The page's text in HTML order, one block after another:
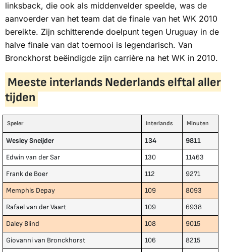
linksback, die ook als middenvelder speelde, was de
aanvoerder van het team dat de finale van het WK 2010
bereikte. Zijn schitterende doelpunt tegen Uruguay in de
halve finale van dat toernooi is legendarisch. Van
Bronckhorst beëindigde zijn carrière na het WK in 2010.
Meeste interlands Nederlands elftal aller
tijden
Speler Interlands Minuten
Wesley Sneijder 134
9811
Edwin van der Sar
130
11463
Frank de Boer
112
9271
Memphis Depay
109
8093
Rafael van der Vaart
109
6938
Daley Blind
108
9015
Giovanni van Bronckhorst
106
8215